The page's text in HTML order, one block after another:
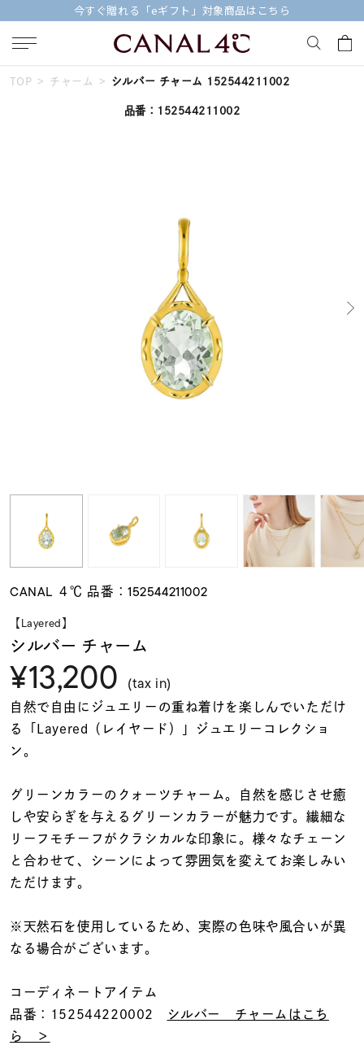
今すぐ贈れる「eギフト」対象商品はこちら
キーワードで検索する
#メンズ ネックレス
ト
着用シーン
レディース
リングサイズ
メンズ
リングサイズ
～
価格 ¥0
TOP チャーム シルバー チャーム 152544211002
品番：152544211002
CANAL ４℃ 品番：152544211002
【Layered】
シルバー チャーム
¥13,200 (tax in)
自然で自由にジュエリーの重ね着けを楽しんでいただけ
る「Layered（レイヤード）」ジュエリーコレクショ
ン。
グリーンカラーのクォーツチャーム。自然を感じさせ癒
しや安らぎを与えるグリーンカラーが魅力です。繊細な
リーフモチーフがクラシカルな印象に。様々なチェーン
と合わせて、シーンによって雰囲気を変えてお楽しみい
ただけます。
※天然石を使用しているため、実際の色味や風合いが異
なる場合がございます。
コーディネートアイテム
品番：152544220002
シルバー チャームはこち
ら ＞